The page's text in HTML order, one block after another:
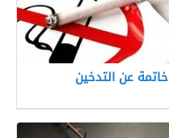
خاتمة عن التدخين